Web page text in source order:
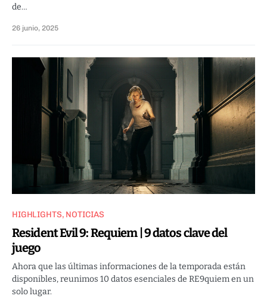
de…
26 junio, 2025
HIGHLIGHTS NOTICIAS
Resident Evil 9: Requiem | 9 datos clave del
juego
Ahora que las últimas informaciones de la temporada están
disponibles, reunimos 10 datos esenciales de RE9quiem en un
solo lugar.